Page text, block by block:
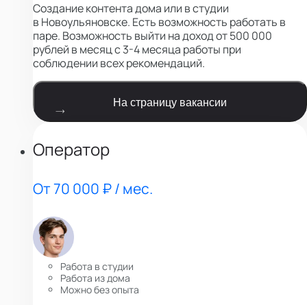
Создание контента дома или в студии
в Новоульяновске. Есть возможность работать в
паре. Возможность выйти на доход от 500 000
рублей в месяц с 3-4 месяца работы при
соблюдении всех рекомендаций.
На страницу вакансии
Оператор
От 70 000 ₽ / мес.
Работа в студии
Работа из дома
Можно без опыта